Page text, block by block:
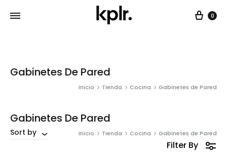
0
Gabinetes De Pared
Inicio Tienda Cocina Gabinetes de Pared
Gabinetes De Pared
Inicio Tienda Cocina Gabinetes de Pared
Sort by
Filter By